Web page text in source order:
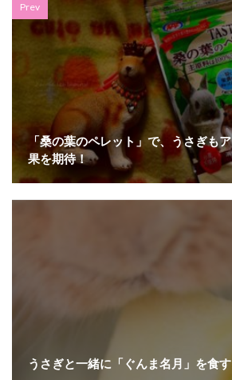
Prev
「桑の葉のペレット」で、うさぎも
果を期待！
うさぎと一緒に「ぐんま名月」を食す